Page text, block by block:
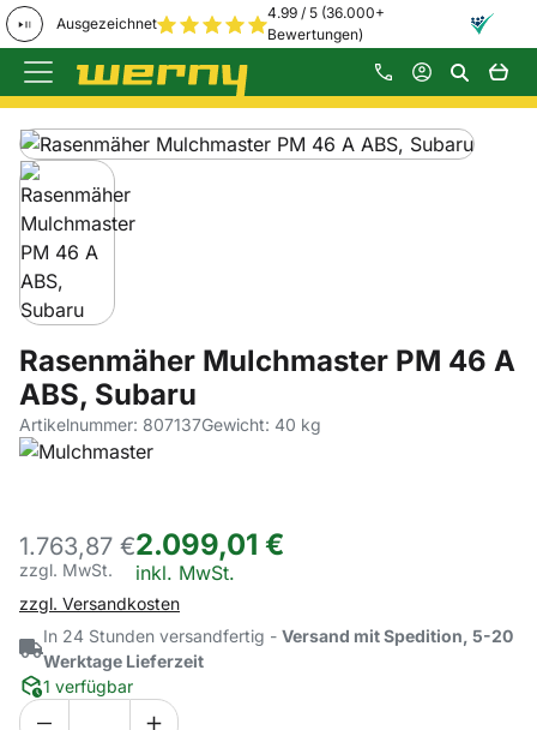
Ausgezeichnet
4.99 / 5 (36.000+
Bewertungen)
Zum Hauptinhalt springen
Produktgalerie
Zur Kaufbox springen
Rasenmäher Mulchmaster PM 46 A
ABS, Subaru
Artikelnummer: 807137Gewicht: 40 kg
1.763,87 €
zzgl. MwSt.
2.099,01 €
Steuerhinweis:
inkl. MwSt.
zzgl. Versandkosten
In 24 Stunden versandfertig - Versand mit Spedition, 5-20
Werktage Lieferzeit
1 verfügbar